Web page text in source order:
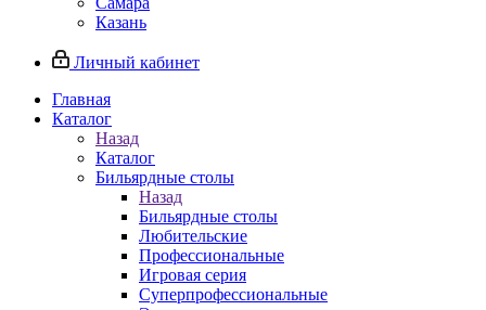
Казань
Личный кабинет
Главная
Каталог
Назад
Каталог
Бильярдные столы
Назад
Бильярдные столы
Любительские
Профессиональные
Игровая серия
Суперпрофессиональные